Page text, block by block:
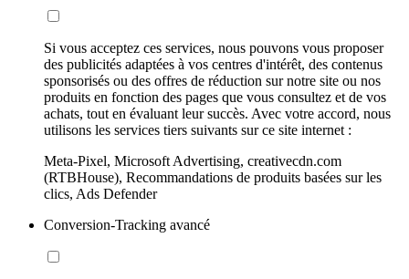
Si vous acceptez ces services, nous pouvons vous proposer
des publicités adaptées à vos centres d'intérêt, des contenus
sponsorisés ou des offres de réduction sur notre site ou nos
produits en fonction des pages que vous consultez et de vos
achats, tout en évaluant leur succès. Avec votre accord, nous
utilisons les services tiers suivants sur ce site internet :
Meta-Pixel, Microsoft Advertising, creativecdn.com
(RTBHouse), Recommandations de produits basées sur les
clics, Ads Defender
Conversion-Tracking avancé